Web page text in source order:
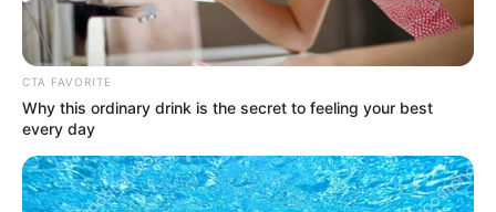
CTA FAVORITE
Why this ordinary drink is the secret to feeling your best
every day